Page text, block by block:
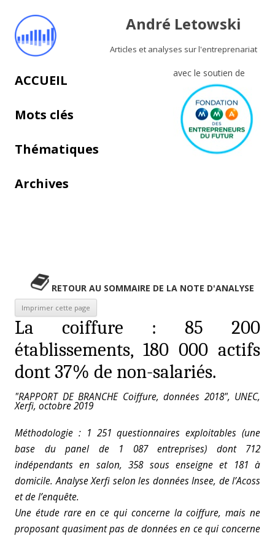
André Letowski
Articles et analyses sur l'entreprenariat
avec le soutien de
Aller au contenu principal
ACCUEIL
Mots clés
Thématiques
Archives
RETOUR AU SOMMAIRE DE LA NOTE D'ANALYSE
La coiffure : 85 200
établissements, 180 000 actifs
dont 37% de non-salariés.
"RAPPORT DE BRANCHE Coiffure, données 2018", UNEC,
Xerfi, octobre 2019
Méthodologie : 1 251 questionnaires exploitables (une
base du panel de 1 087 entreprises) dont 712
indépendants en salon, 358 sous enseigne et 181 à
domicile. Analyse Xerfi selon les données Insee, de l’Acoss
et de l’enquête.
Une étude rare en ce qui concerne la coiffure, mais ne
proposant quasiment pas de données en ce qui concerne